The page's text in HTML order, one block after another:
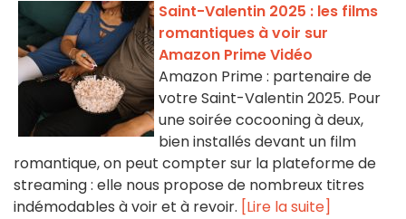
Saint-Valentin 2025 : les films
romantiques à voir sur
Amazon Prime Vidéo
Amazon Prime : partenaire de
votre Saint-Valentin 2025. Pour
une soirée cocooning à deux,
bien installés devant un film
romantique, on peut compter sur la plateforme de
streaming : elle nous propose de nombreux titres
indémodables à voir et à revoir. [Lire la suite]